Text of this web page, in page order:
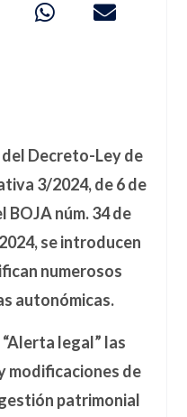
Decreto-Ley de
3/2024, de 6 de
BOJA núm. 34 de
se introducen
numerosos
autonómicas.
legal” las
modificaciones de
patrimonial